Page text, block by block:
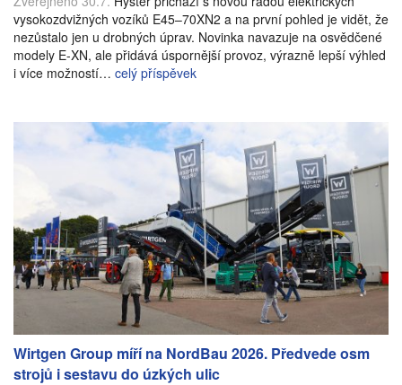
vysokozdvižných vozíků E45–70XN2 a na první pohled je vidět, že
nezůstalo jen u drobných úprav. Novinka navazuje na osvědčené
modely E-XN, ale přidává úspornější provoz, výrazně lepší výhled
i více možností… celý příspěvek
Wirtgen Group míří na NordBau 2026. Předvede osm
strojů i sestavu do úzkých ulic